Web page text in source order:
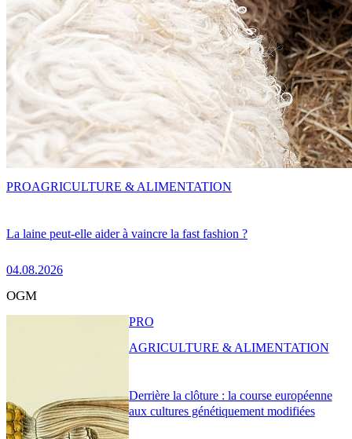
La laine peut-elle aider à vaincre la fast fashion ?
04.08.2026
PROAGRICULTURE & ALIMENTATION
OGM
Derrière la clôture : la course européenne
aux cultures génétiquement modifiées
PRO
AGRICULTURE & ALIMENTATION